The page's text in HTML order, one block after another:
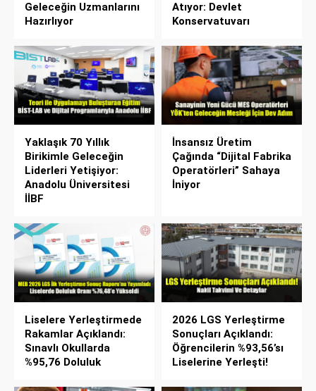
Geleceğin Uzmanlarını
Hazırlıyor
Atıyor: Devlet
Konservatuvarı
Yaklaşık 70 Yıllık
Birikimle Geleceğin
Liderleri Yetişiyor:
Anadolu Üniversitesi
İİBF
İnsansız Üretim
Çağında “Dijital Fabrika
Operatörleri” Sahaya
İniyor
Liselere Yerleştirmede
Rakamlar Açıklandı:
Sınavlı Okullarda
%95,76 Doluluk
2026 LGS Yerleştirme
Sonuçları Açıklandı:
Öğrencilerin %93,56’sı
Liselerine Yerleşti!